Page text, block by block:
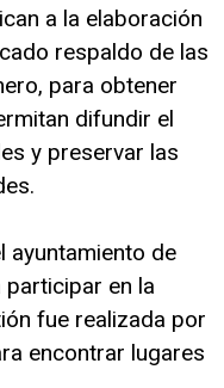
a la elaboración
respaldo de las
para obtener
difundir el
y preservar las
ayuntamiento de
participar en la
fue realizada por
encontrar lugares